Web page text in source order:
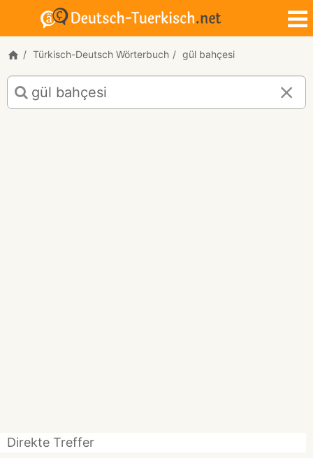
Türkisch-Deutsch Wörterbuch gül bahçesi
Türkisch-
Deutsch
Übersetzung
Direkte Treffer